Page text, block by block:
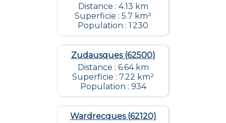
Distance : 4.13 km
Superficie : 5.7 km²
Population : 1 230
Zudausques (62500)
Distance : 6.64 km
Superficie : 7.22 km²
Population : 934
Wardrecques (62120)